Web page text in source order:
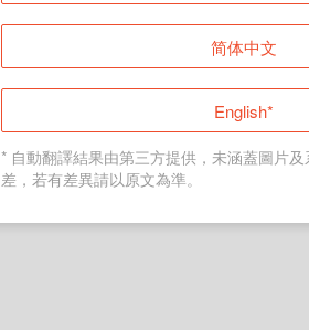
返回首頁
简体中文
English*
* 自動翻譯結果由第三方提供，未涵蓋圖片
差，若有差異請以原文為準。